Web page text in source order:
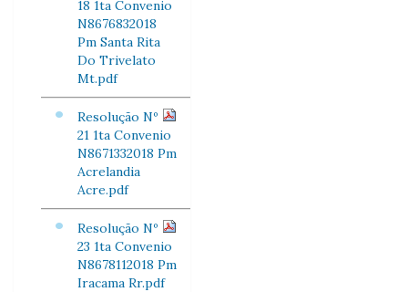
18 1ta Convenio
N8676832018
Pm Santa Rita
Do Trivelato
Mt.pdf
Resolução Nº
21 1ta Convenio
N8671332018 Pm
Acrelandia
Acre.pdf
Resolução Nº
23 1ta Convenio
N8678112018 Pm
Iracama Rr.pdf